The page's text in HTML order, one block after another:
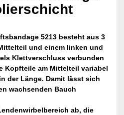
5213 besteht aus 3
und einem linken und
Klettverschluss verbunden
Kopfteile am Mittelteil variabel
der Länge. Damit lässt sich
wachsenden Bauch
ab, die